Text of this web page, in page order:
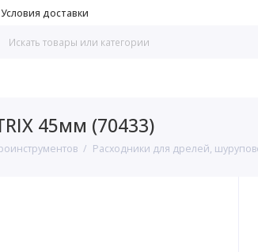
Условия доставки
45мм (70433)
Расходники для дрелей,